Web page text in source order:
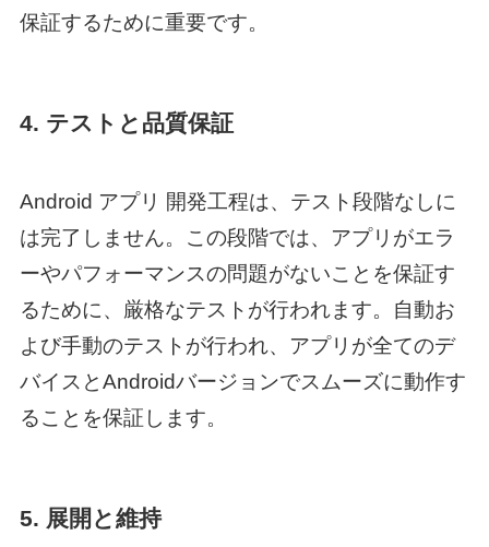
保証するために重要です。
4. テストと品質保証
Android アプリ 開発工程は、テスト段階なしに
は完了しません。この段階では、アプリがエラ
ーやパフォーマンスの問題がないことを保証す
るために、厳格なテストが行われます。自動お
よび手動のテストが行われ、アプリが全てのデ
バイスとAndroidバージョンでスムーズに動作す
ることを保証します。
5. 展開と維持